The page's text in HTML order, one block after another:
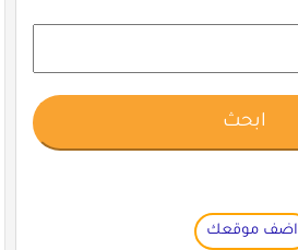
اضف موقعك